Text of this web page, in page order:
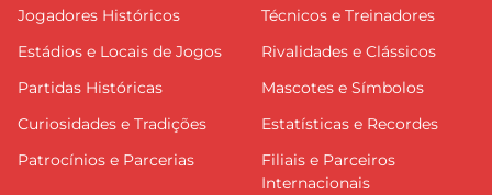
Jogadores Históricos
Técnicos e Treinadores
Estádios e Locais de Jogos
Rivalidades e Clássicos
Partidas Históricas
Mascotes e Símbolos
Curiosidades e Tradições
Estatísticas e Recordes
Patrocínios e Parcerias
Filiais e Parceiros
Internacionais